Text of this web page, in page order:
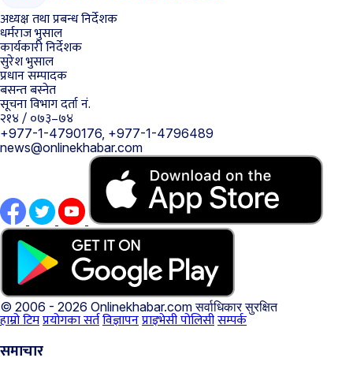
अध्यक्ष तथा प्रबन्ध निर्देशक
धर्मराज भुसाल
कार्यकारी निर्देशक
सुरेश भुसाल
प्रधान सम्पादक
बसन्त बस्नेत
सूचना विभाग दर्ता नं.
२१४ / ०७३–७४
+977-1-4790176, +977-1-4796489
news@onlinekhabar.com
© 2006 - 2026 Onlinekhabar.comसर्वाधिकार सुरक्षित
हाम्रो टिमप्रयोगका सर्तविज्ञापनप्राइभेसी पोलिसीसम्पर्क
समाचार